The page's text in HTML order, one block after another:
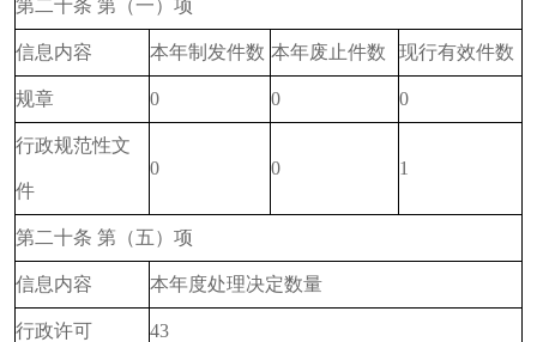
第二十条 第（一）项
信息内容 本年制发件数 本年废止件数 现行有效件数
规章 0 0 0
行政规范性文
件
0 0 1
第二十条 第（五）项
信息内容 本年度处理决定数量
行政许可 43